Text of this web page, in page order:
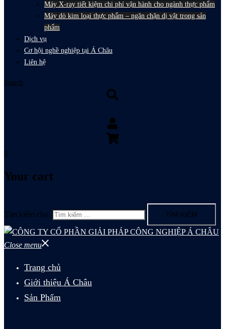
Máy X-ray tiết kiệm chi phí vận hành cho ngành thực phẩm
Máy dò kim loại thực phẩm – ngăn chặn dị vật trong sản
phẩm
Dịch vụ
Cơ hội nghề nghiệp tại Á Châu
Liên hệ
Search
0
Your cart
Tìm kiếm cho:
Close menu
Trang chủ
Giới thiệu Á Châu
Sản Phẩm